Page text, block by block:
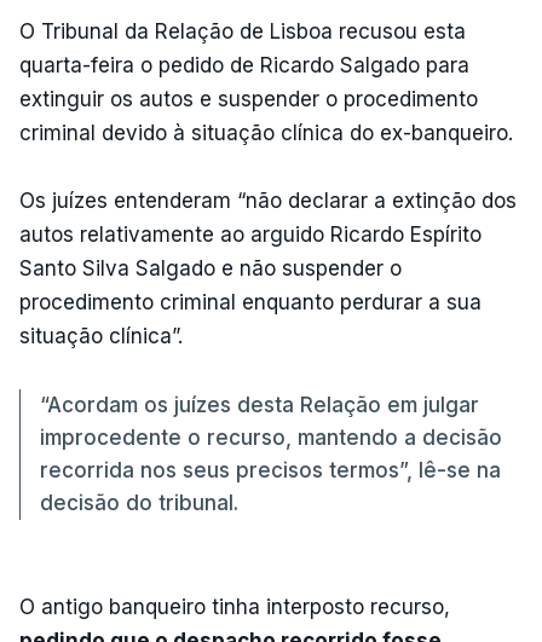
O Tribunal da Relação de Lisboa recusou esta
quarta-feira o pedido de Ricardo Salgado para
extinguir os autos e suspender o procedimento
criminal devido à situação clínica do ex-banqueiro.
Os juízes entenderam “não declarar a extinção dos
autos relativamente ao arguido Ricardo Espírito
Santo Silva Salgado e não suspender o
procedimento criminal enquanto perdurar a sua
situação clínica”.
“Acordam os juízes desta Relação em julgar
improcedente o recurso, mantendo a decisão
recorrida nos seus precisos termos”, lê-se na
decisão do tribunal.
O antigo banqueiro tinha interposto recurso,